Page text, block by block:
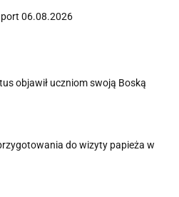
06.08.2026
objawił uczniom swoją Boską
do wizyty papieża w